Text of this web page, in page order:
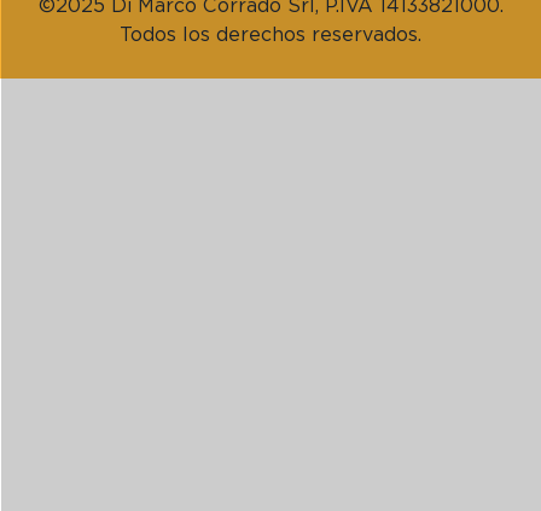
©2025 Di Marco Corrado Srl, P.IVA 14133821000.
Todos los derechos reservados.